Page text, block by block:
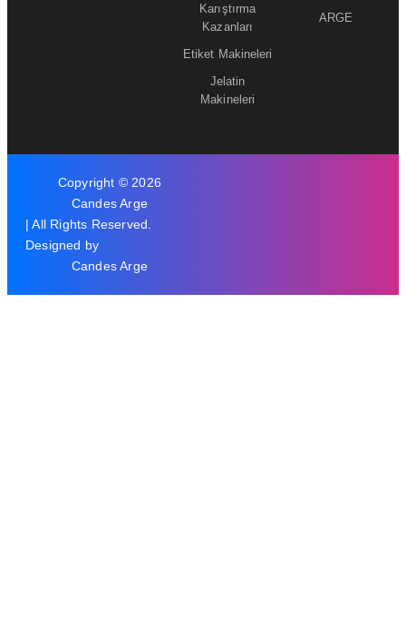
Karıştırma
Kazanları
Etiket Makineleri
Jelatin
Makineleri
ARGE
Copyright © 2026
Candes Arge
| All Rights Reserved.
Designed by
Candes Arge